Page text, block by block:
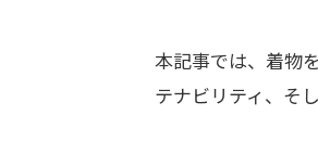
本記事では、着物
テナビリティ、そ